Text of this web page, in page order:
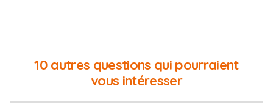
10 autres questions qui pourraient
vous intéresser